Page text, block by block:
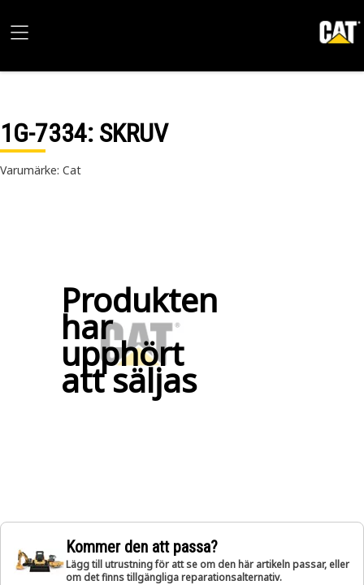
1G-7334: SKRUV
Varumärke: Cat
Produkten
har
upphört
att säljas
Kommer den att passa?
Lägg till utrustning för att se om den här artikeln passar, eller
om det finns tillgängliga reparationsalternativ.